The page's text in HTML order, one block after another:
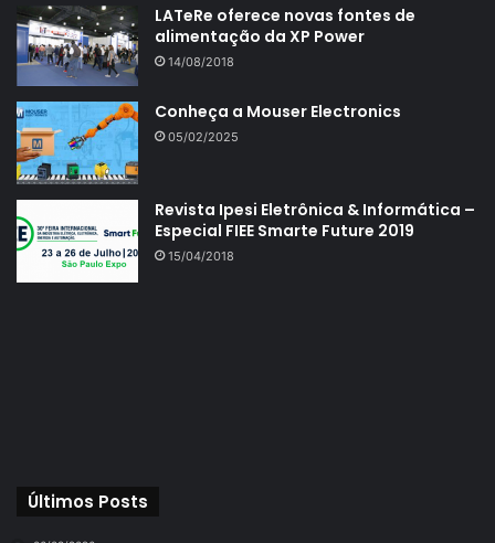
LATeRe oferece novas fontes de
alimentação da XP Power
14/08/2018
Conheça a Mouser Electronics
05/02/2025
Revista Ipesi Eletrônica & Informática –
Especial FIEE Smarte Future 2019
15/04/2018
Últimos Posts